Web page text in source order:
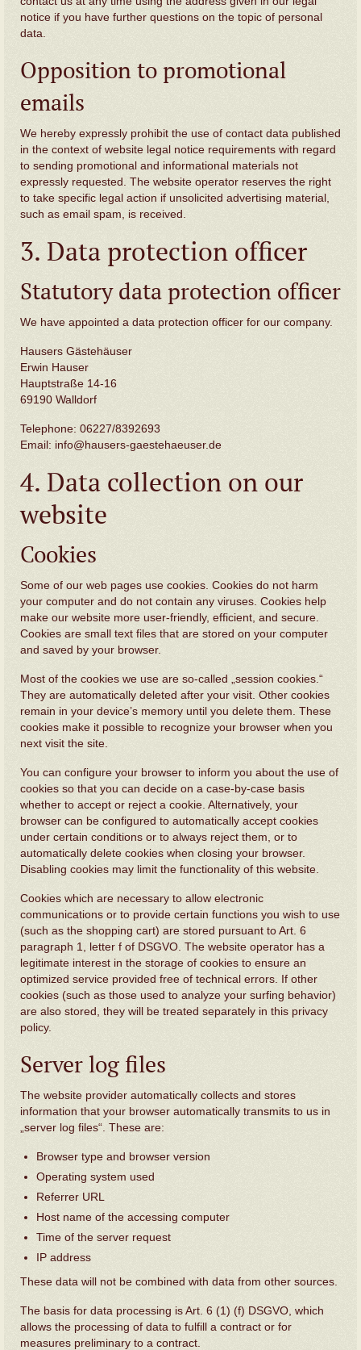
notice if you have further questions on the topic of personal
data.
Opposition to promotional
emails
We hereby expressly prohibit the use of contact data published
in the context of website legal notice requirements with regard
to sending promotional and informational materials not
expressly requested. The website operator reserves the right
to take specific legal action if unsolicited advertising material,
such as email spam, is received.
3. Data protection officer
Statutory data protection officer
We have appointed a data protection officer for our company.
Hausers Gästehäuser
Erwin Hauser
Hauptstraße 14-16
69190 Walldorf
Telephone: 06227/8392693
Email: info@hausers-gaestehaeuser.de
4. Data collection on our
website
Cookies
Some of our web pages use cookies. Cookies do not harm
your computer and do not contain any viruses. Cookies help
make our website more user-friendly, efficient, and secure.
Cookies are small text files that are stored on your computer
and saved by your browser.
Most of the cookies we use are so-called „session cookies.“
They are automatically deleted after your visit. Other cookies
remain in your device’s memory until you delete them. These
cookies make it possible to recognize your browser when you
next visit the site.
You can configure your browser to inform you about the use of
cookies so that you can decide on a case-by-case basis
whether to accept or reject a cookie. Alternatively, your
browser can be configured to automatically accept cookies
under certain conditions or to always reject them, or to
automatically delete cookies when closing your browser.
Disabling cookies may limit the functionality of this website.
Cookies which are necessary to allow electronic
communications or to provide certain functions you wish to use
(such as the shopping cart) are stored pursuant to Art. 6
paragraph 1, letter f of DSGVO. The website operator has a
legitimate interest in the storage of cookies to ensure an
optimized service provided free of technical errors. If other
cookies (such as those used to analyze your surfing behavior)
are also stored, they will be treated separately in this privacy
policy.
Server log files
The website provider automatically collects and stores
information that your browser automatically transmits to us in
„server log files“. These are:
Browser type and browser version
Operating system used
Referrer URL
Host name of the accessing computer
Time of the server request
IP address
These data will not be combined with data from other sources.
The basis for data processing is Art. 6 (1) (f) DSGVO, which
allows the processing of data to fulfill a contract or for
measures preliminary to a contract.